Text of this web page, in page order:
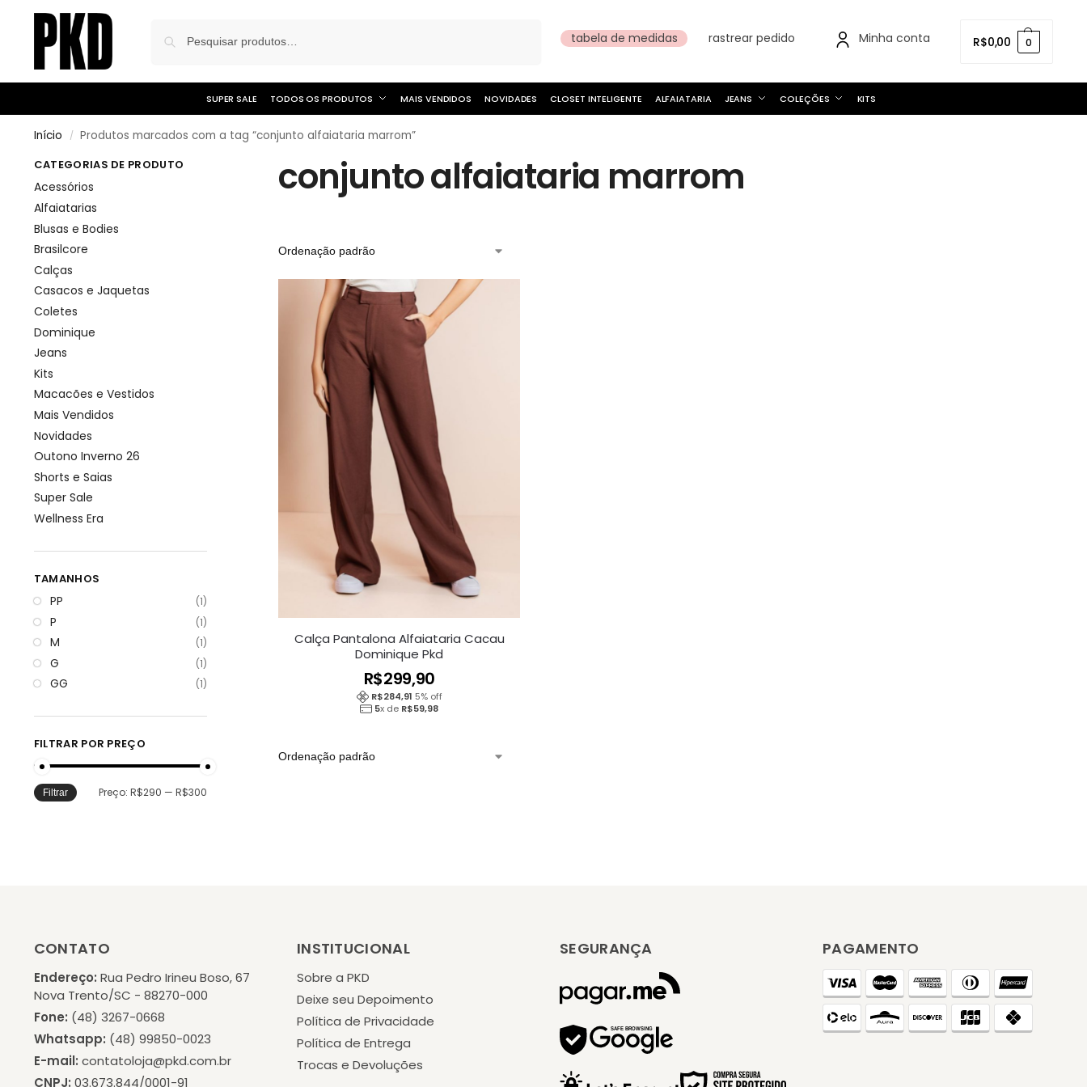
tabela de medidas rastrear pedido Minha conta R$0,00 0
SUPER SALE TODOS OS PRODUTOS MAIS VENDIDOS NOVIDADES CLOSET INTELIGENTE ALFAIATARIA JEANS COLEÇÕES KITS
Início / Produtos marcados com a tag “conjunto alfaiataria marrom”
conjunto alfaiataria marrom
Calça Pantalona Alfaiataria Cacau
Dominique Pkd
R$299,90
R$284,91 5% off
5x de R$59,98
CATEGORIAS DE PRODUTO
Acessórios
Alfaiatarias
Blusas e Bodies
Brasilcore
Calças
Casacos e Jaquetas
Coletes
Dominique
Jeans
Kits
Macacões e Vestidos
Mais Vendidos
Novidades
Outono Inverno 26
Shorts e Saias
Super Sale
Wellness Era
TAMANHOS
PP (1)
P (1)
M (1)
G (1)
GG (1)
FILTRAR POR PREÇO
Filtrar Preço:R$290 —R$300
CONTATO
Endereço: Rua Pedro Irineu Boso, 67
Nova Trento/SC - 88270-000
Fone: (48) 3267-0668
Whatsapp: (48) 99850-0023
E-mail: contatoloja@pkd.com.br
CNPJ: 03.673.844/0001-91
INSTITUCIONAL
Sobre a PKD
Deixe seu Depoimento
Política de Privacidade
Política de Entrega
Trocas e Devoluções
SEGURANÇA PAGAMENTO